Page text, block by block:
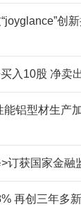
创
入10股 净卖
铝型材生产
订获国家金融
再创三年多